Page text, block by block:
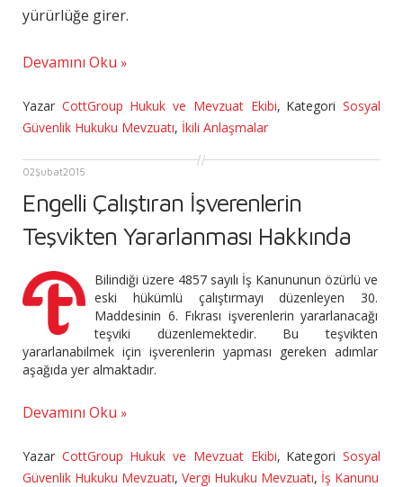
yürürlüğe girer.
Devamını Oku
Yazar CottGroup Hukuk ve Mevzuat Ekibi, KategoriSosyal
Güvenlik Hukuku Mevzuatı, İkili Anlaşmalar
02Şubat2015
Engelli Çalıştıran İşverenlerin
Teşvikten Yararlanması Hakkında
Bilindiği üzere 4857 sayılı İş Kanununun özürlü ve
eski hükümlü çalıştırmayı düzenleyen 30.
Maddesinin 6. Fıkrası işverenlerin yararlanacağı
teşviki düzenlemektedir. Bu teşvikten
yararlanabilmek için işverenlerin yapması gereken adımlar
aşağıda yer almaktadır.
Devamını Oku
Yazar CottGroup Hukuk ve Mevzuat Ekibi, KategoriSosyal
Güvenlik Hukuku Mevzuatı, Vergi Hukuku Mevzuatı, İş Kanunu